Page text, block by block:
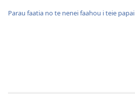
Parau faatia no te nenei faahou i teie papai